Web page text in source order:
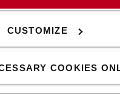
CUSTOMIZE
COOKIES
productivité ?
et rallonges de
soulever, déplacer, gerber
lourdes. En tant que n°1